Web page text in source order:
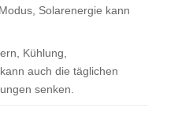
Solarenergie kann
Kühlung,
auch die täglichen
senken.